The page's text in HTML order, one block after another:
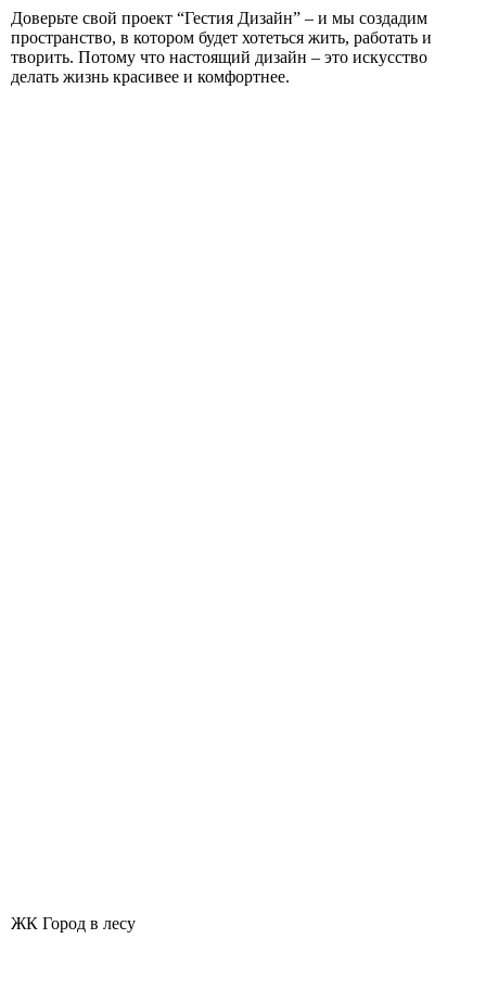
Доверьте свой проект “Гестия Дизайн” – и мы создадим
пространство, в котором будет хотеться жить, работать и
творить. Потому что настоящий дизайн – это искусство
делать жизнь красивее и комфортнее.
ЖК Город в лесу